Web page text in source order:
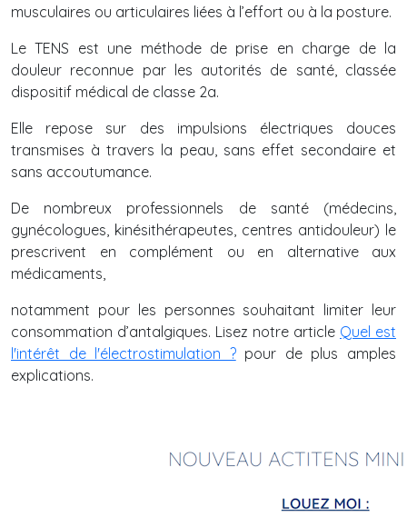
musculaires ou articulaires liées à l’effort ou à la posture.
Le TENS est une méthode de prise en charge de la
douleur reconnue par les autorités de santé, classée
dispositif médical de classe 2a.
Elle repose sur des impulsions électriques douces
transmises à travers la peau, sans effet secondaire et
sans accoutumance.
De nombreux professionnels de santé (médecins,
gynécologues, kinésithérapeutes, centres antidouleur) le
prescrivent en complément ou en alternative aux
médicaments,
notamment pour les personnes souhaitant limiter leur
consommation d’antalgiques. Lisez notre article Quel est
l'intérêt de l'électrostimulation ?pour de plus amples
explications.